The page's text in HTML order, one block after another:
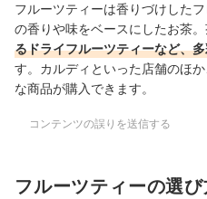
フルーツティーは香りづけした
の香りや味をベースにしたお茶
るドライフルーツティーなど、
す。カルディといった店舗のほ
な商品が購入できます。
コンテンツの誤りを送信する
フルーツティーの選び